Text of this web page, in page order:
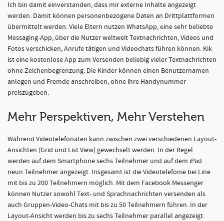
Ich bin damit einverstanden, dass mir externe Inhalte angezeigt
werden. Damit können personenbezogene Daten an Drittplattformen
übermittelt werden. Viele Eltern nutzen WhatsApp, eine sehr beliebte
Messaging-App, über die Nutzer weltweit Textnachrichten, Videos und
Fotos verschicken, Anrufe tätigen und Videochats führen können. Kik
ist eine kostenlose App zum Versenden beliebig vieler Textnachrichten
ohne Zeichenbegrenzung. Die Kinder können einen Benutzernamen
anlegen und Fremde anschreiben, ohne ihre Handynummer
preiszugeben.
Mehr Perspektiven, Mehr Verstehen
Während Videotelefonaten kann zwischen zwei verschiedenen Layout-
Ansichten (Grid und List View) gewechselt werden. In der Regel
werden auf dem Smartphone sechs Teilnehmer und auf dem iPad
neun Teilnehmer angezeigt. Insgesamt ist die Videotelefonie bei Line
mit bis zu 200 Teilnehmern möglich. Mit dem Facebook Messenger
können Nutzer sowohl Text- und Sprachnachrichten versenden als
auch Gruppen-Video-Chats mit bis zu 50 Teilnehmern führen. In der
Layout-Ansicht werden bis zu sechs Teilnehmer parallel angezeigt.